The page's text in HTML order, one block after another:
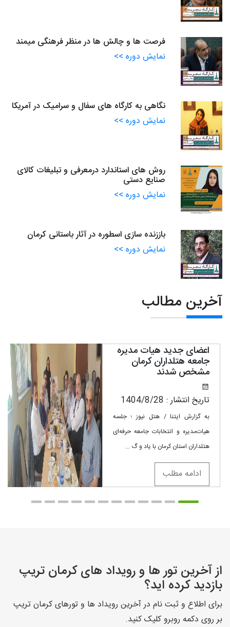
فرصت ها و چالش ها در منظر فرهنگی میمند
نمایش دوره >>
نگاهی به کارگاه های سفال و سرامیک در آمریکا
نمایش دوره >>
روش های استاندارد درمعرفی و تبلیغات کالای
صنایع دستی
نمایش دوره >>
باززنده سازی اسطوره در آثار باستانی کرمان
نمایش دوره >>
آخرین مطالب
اعضای جدید هیات مدیره
جامعه هتلداران کرمان
مشخص شدند
تاریخ انتشار : 1404/8/28
به گزارش ایتنا / هتل نیوز ؛ جلسه
هیات‌مدیره و انتخابات جامعه حرفه‌ای
هتلداران استان کرمان با یاد و گ...
ادامه مطلب
از آخرین تور ها و رویداد های کرمان تریپ
بازدید کرده اید؟
برای اطلاع و ثبت نام در آخرین رویداد ها و تورهای کرمان تریپ
بر روی دکمه روبرو کلیک کنید.